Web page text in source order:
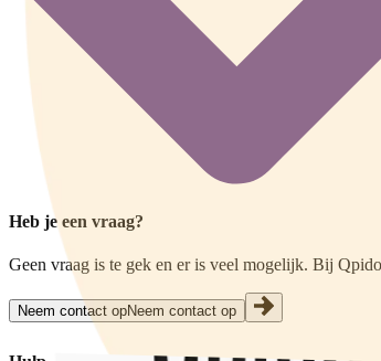
Heb je een vraag?
Geen vraag is te gek en er is veel mogelijk. Bij
Neem contact opNeem contact op